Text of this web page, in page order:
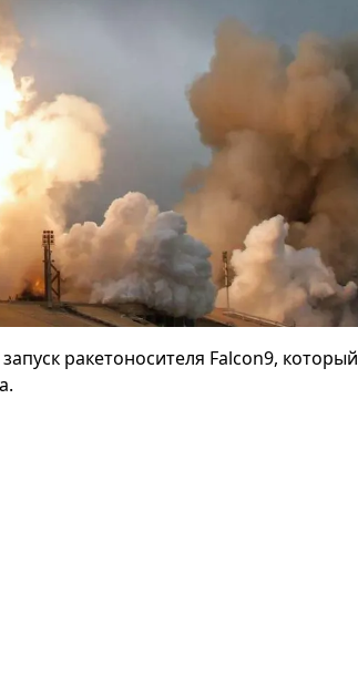
ракетоносителя Falcon9, который